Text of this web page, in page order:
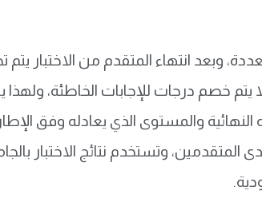
وبعد انتهاء المتقدم من الاختبار يتم
يتم خصم درجات للإجابات الخاطئة، ولهذا
والمستوى الذي يعادله وفق
المتقدمين، وتستخدم نتائج الاختبار